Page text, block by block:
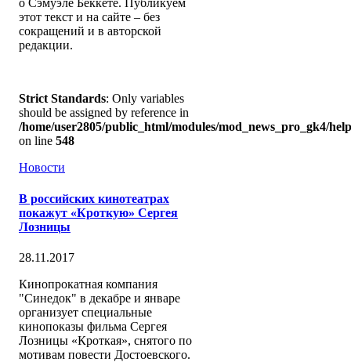
о Сэмуэле Беккете. Публикуем
этот текст и на сайте – без
сокращений и в авторской
редакции.
Strict Standards: Only variables
should be assigned by reference in
/home/user2805/public_html/modules/mod_news_pro_gk4/
on line 548
Новости
В российских кинотеатрах
покажут «Кроткую» Сергея
Лозницы
28.11.2017
Кинопрокатная компания
"Синедок" в декабре и январе
организует специальные
кинопоказы фильма Сергея
Лозницы «Кроткая», снятого по
мотивам повести Достоевского.